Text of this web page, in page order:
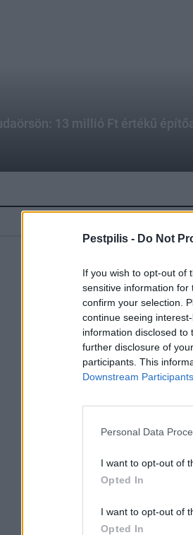
Pestpilis - Do Not
If you wish to opt-out of
sensitive information
confirm your selection.
continue seeing
information disclosed
further disclosure of
participants. This
Downstream Participants
Personal Data
I want to opt-out of
Opted In
I want to opt-out of
Opted In
13 millió Ft értékű